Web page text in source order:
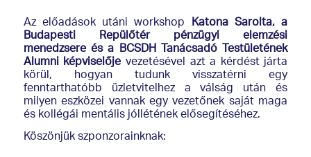
Az előadások utáni workshop Katona Sarolta, a
Budapesti Repülőtér pénzügyi elemzési
menedzsere és a BCSDH Tanácsadó Testületének
Alumni képviselője vezetésével azt a kérdést járta
körül, hogyan tudunk visszatérni egy
fenntarthatóbb üzletvitelhez a válság után és
milyen eszközei vannak egy vezetőnek saját maga
és kollégái mentális jóllétének elősegítéséhez.
Köszönjük szponzorainknak: